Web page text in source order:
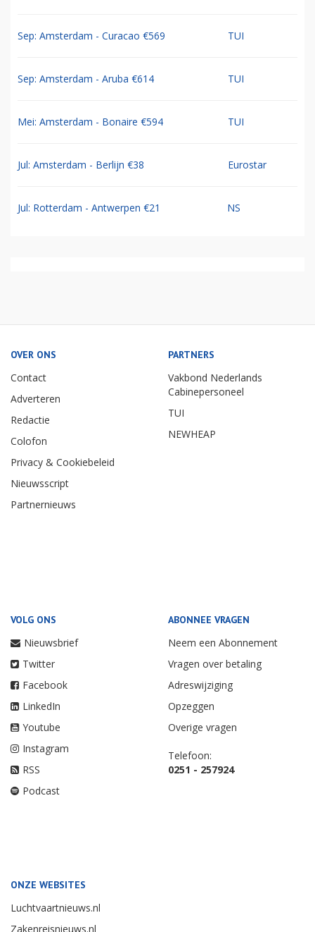
Sep: Amsterdam - Curacao €569 TUI
Sep: Amsterdam - Aruba €614 TUI
Mei: Amsterdam - Bonaire €594 TUI
Jul: Amsterdam - Berlijn €38 Eurostar
Jul: Rotterdam - Antwerpen €21 NS
OVER ONS
Contact
Adverteren
Redactie
Colofon
Privacy & Cookiebeleid
Nieuwsscript
Partnernieuws
PARTNERS
Vakbond Nederlands
Cabinepersoneel
TUI
NEWHEAP
VOLG ONS
Nieuwsbrief
Twitter
Facebook
LinkedIn
Youtube
Instagram
RSS
Podcast
ABONNEE VRAGEN
Neem een Abonnement
Vragen over betaling
Adreswijziging
Opzeggen
Overige vragen
Telefoon:
0251 - 257924
ONZE WEBSITES
Luchtvaartnieuws.nl
Zakenreisnieuws.nl